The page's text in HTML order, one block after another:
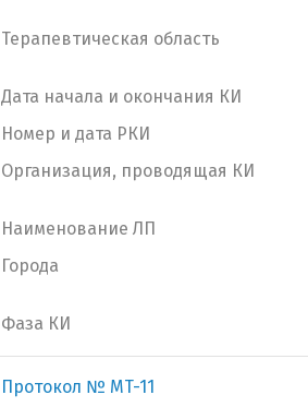
Терапевтическая область
Дата начала и окончания КИ
Номер и дата РКИ
Организация, проводящая КИ
Наименование ЛП
Города
Фаза КИ
Протокол № MT-11